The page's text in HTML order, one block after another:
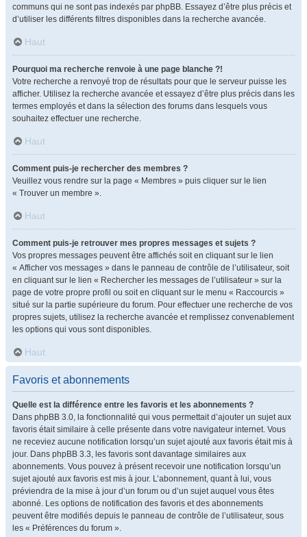
communs qui ne sont pas indexés par phpBB. Essayez d’être plus précis et
d’utiliser les différents filtres disponibles dans la recherche avancée.
Haut
Pourquoi ma recherche renvoie à une page blanche ?!
Votre recherche a renvoyé trop de résultats pour que le serveur puisse les
afficher. Utilisez la recherche avancée et essayez d’être plus précis dans les
termes employés et dans la sélection des forums dans lesquels vous
souhaitez effectuer une recherche.
Haut
Comment puis-je rechercher des membres ?
Veuillez vous rendre sur la page « Membres » puis cliquer sur le lien
« Trouver un membre ».
Haut
Comment puis-je retrouver mes propres messages et sujets ?
Vos propres messages peuvent être affichés soit en cliquant sur le lien
« Afficher vos messages » dans le panneau de contrôle de l’utilisateur, soit
en cliquant sur le lien « Rechercher les messages de l’utilisateur » sur la
page de votre propre profil ou soit en cliquant sur le menu « Raccourcis »
situé sur la partie supérieure du forum. Pour effectuer une recherche de vos
propres sujets, utilisez la recherche avancée et remplissez convenablement
les options qui vous sont disponibles.
Haut
Favoris et abonnements
Quelle est la différence entre les favoris et les abonnements ?
Dans phpBB 3.0, la fonctionnalité qui vous permettait d’ajouter un sujet aux
favoris était similaire à celle présente dans votre navigateur internet. Vous
ne receviez aucune notification lorsqu’un sujet ajouté aux favoris était mis à
jour. Dans phpBB 3.3, les favoris sont davantage similaires aux
abonnements. Vous pouvez à présent recevoir une notification lorsqu’un
sujet ajouté aux favoris est mis à jour. L’abonnement, quant à lui, vous
préviendra de la mise à jour d’un forum ou d’un sujet auquel vous êtes
abonné. Les options de notification des favoris et des abonnements
peuvent être modifiés depuis le panneau de contrôle de l’utilisateur, sous
les « Préférences du forum ».